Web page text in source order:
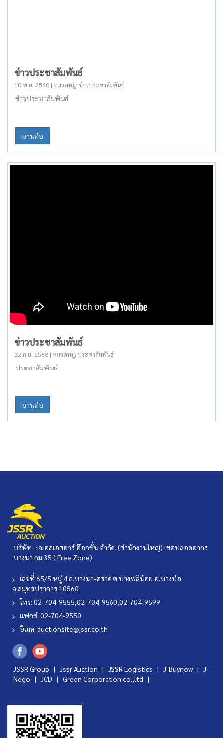
ข่าวประชาสัมพันธ์
10 พ.ย. 2568 | หมวดหมู่: ข่าวประชาสัมพันธ์
ข่าวประชาสัมพันธ์
อ่านต่อ
ข่าวประชาสัมพันธ์
22 ก.ย. 2568 | หมวดหมู่: ประชาสัมพันธ์
ประชาสัมพันธ์
อ่านต่อ
บริษัท : เจเอสเอสอาร์ อ๊อกชั่น จำกัด. (สำนักงานใหญ่) เขตปลอดอากร
บางนา กม.35 ( Free Zone)
เลขที่ 65/5 หมู่ 4 ถ.บางนา-ตราด ต.บางพลีน้อย อ.บางบ่อ
จ.สมุทรปราการ 10560
โทร: 02-704-9555,02-704-9560,02-704-9599
แฟกซ์: 02-704-9550
อีเมล: auctionsite@jssr.co.th
JSSR Group | Jssr Auction | JSSR Logistics | J-Buynow | J-
Nego | JCD | Green Corporation co.,ltd |